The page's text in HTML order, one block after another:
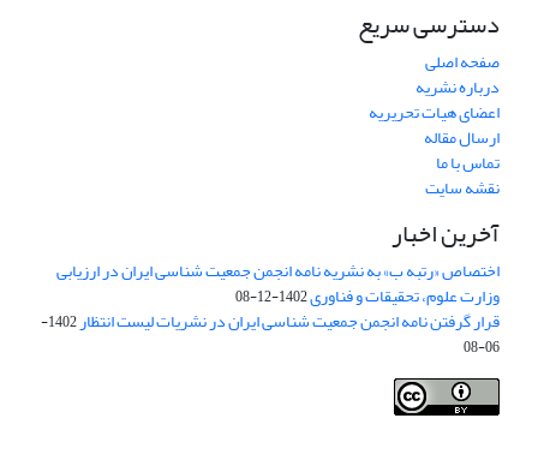
دسترسی سریع
صفحه اصلی
درباره نشریه
اعضای هیات تحریریه
ارسال مقاله
تماس با ما
نقشه سایت
آخرین اخبار
اختصاص «رتبه ب» به نشریه نامه انجمن جمعیت شناسی ایران در ارزیابی
وزارت علوم، تحقیقات و فناوری1402-12-08
قرار گرفتن نامه انجمن جمعیت شناسی ایران در نشریات لیست انتظار
1402-
06-08